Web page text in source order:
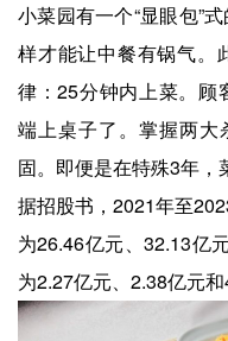
小菜园有一个“显眼包”
样才能让中餐有锅气。
律：25分钟内上菜。顾
端上桌子了。掌握两大
固。即便是在特殊3年，
据招股书，2021年至
为26.46亿元、32.13亿
为2.27亿元、2.38亿元和